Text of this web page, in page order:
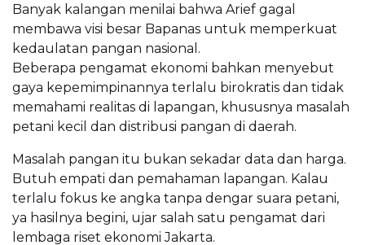
Banyak kalangan menilai bahwa Arief gagal
membawa visi besar Bapanas untuk memperkuat
kedaulatan pangan nasional.
Beberapa pengamat ekonomi bahkan menyebut
gaya kepemimpinannya terlalu birokratis dan tidak
memahami realitas di lapangan, khususnya masalah
petani kecil dan distribusi pangan di daerah.
Masalah pangan itu bukan sekadar data dan harga.
Butuh empati dan pemahaman lapangan. Kalau
terlalu fokus ke angka tanpa dengar suara petani,
ya hasilnya begini, ujar salah satu pengamat dari
lembaga riset ekonomi Jakarta.